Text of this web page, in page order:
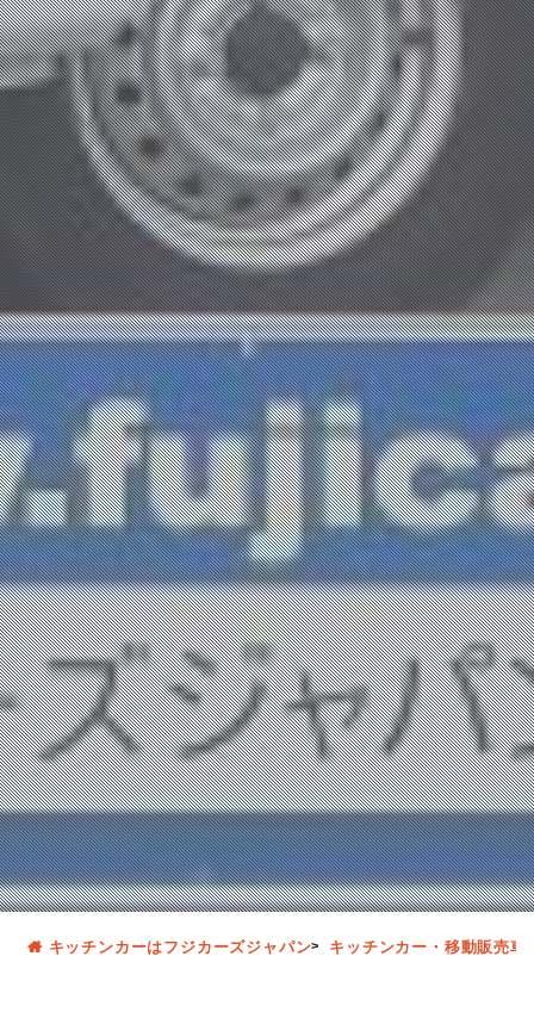
キッチンカーはフジカーズジャパン キッチンカー・移動販売車